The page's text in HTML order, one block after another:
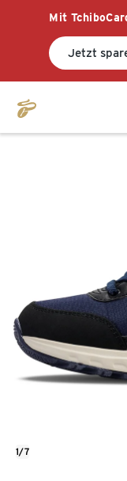
Mit
Jetzt
1/7